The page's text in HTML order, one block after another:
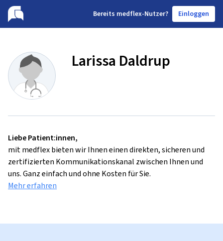
Bereits medflex-Nutzer? Einloggen
Larissa Daldrup
Liebe Patient:innen,
mit medflex bieten wir Ihnen einen direkten, sicheren und
zertifizierten Kommunikationskanal zwischen Ihnen und
uns. Ganz einfach und ohne Kosten für Sie.
Mehr erfahren